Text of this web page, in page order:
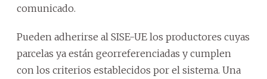
comunicado.
Pueden adherirse al SISE-UE los productores cuyas
parcelas ya están georreferenciadas y cumplen
con los criterios establecidos por el sistema. Una